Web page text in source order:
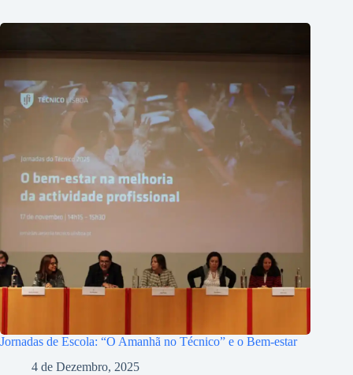
Jornadas de Escola: “O Amanhã no Técnico” e o Bem-estar
4 de Dezembro, 2025